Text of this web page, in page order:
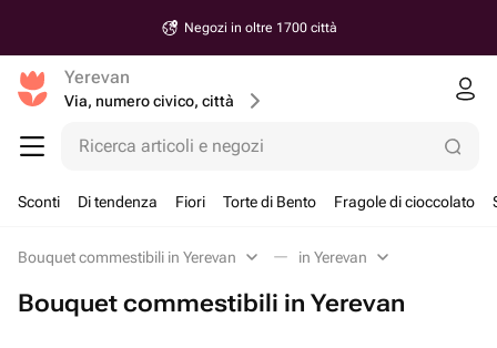
Negozi in oltre 1700 città
Yerevan
Via, numero civico, città
Ricerca articoli e negozi
Sconti Di tendenza Fiori Torte di Bento Fragole di cioccolato
Bouquet commestibili in Yerevan in Yerevan
Bouquet commestibili in Yerevan